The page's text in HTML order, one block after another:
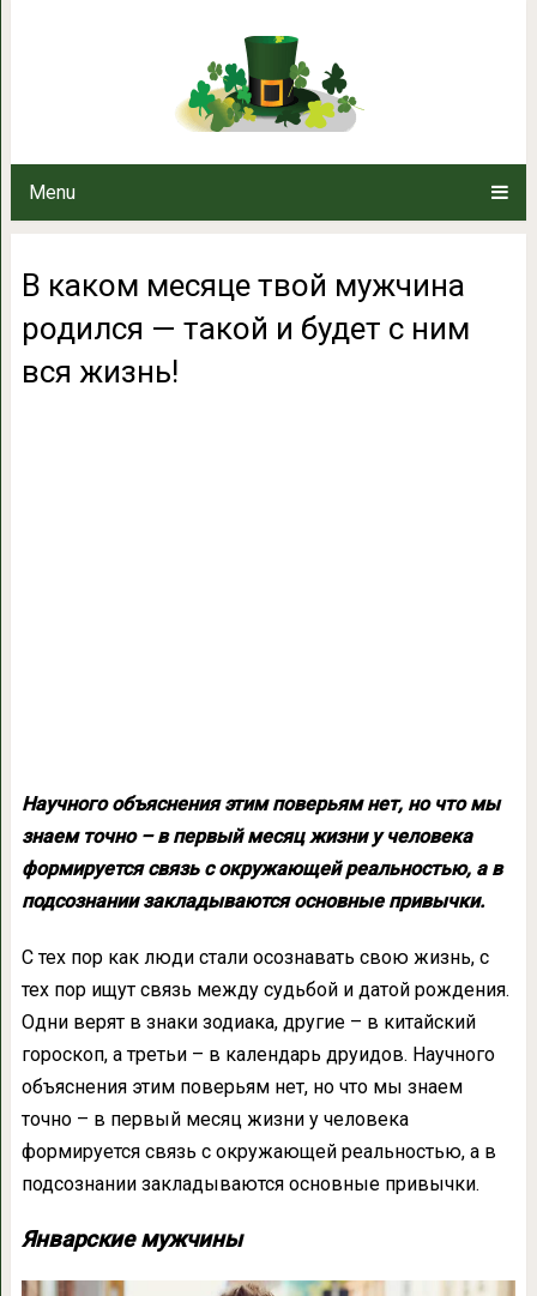
Menu
В каком месяце твой мужчина
В каком месяце твой мужчина
родился — такой и будет с ним
вся жизнь!
Научного объяснения этим поверьям нет, но что мы
знаем точно – в первый месяц жизни у человека
формируется связь с окружающей реальностью, а в
подсознании закладываются основные привычки.
С тех пор как люди стали осознавать свою жизнь, с
тех пор ищут связь между судьбой и датой рождения.
Одни верят в знаки зодиака, другие – в китайский
гороскоп, а третьи – в календарь друидов. Научного
объяснения этим поверьям нет, но что мы знаем
точно – в первый месяц жизни у человека
формируется связь с окружающей реальностью, а в
подсознании закладываются основные привычки.
Январские мужчины